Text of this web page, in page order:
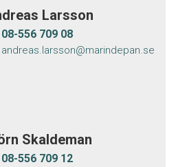
Larsson
08-556 709 08
andreas.larsson@marindepan.se
Skaldeman
08-556 709 12